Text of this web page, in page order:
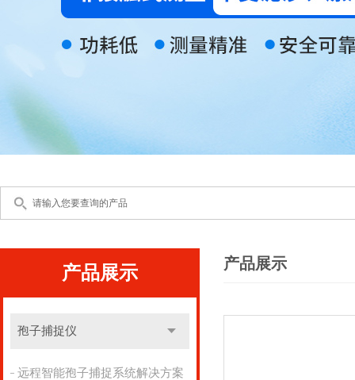
产品展示
孢子捕捉仪
远程智能孢子捕捉系统解决方案
产品展示